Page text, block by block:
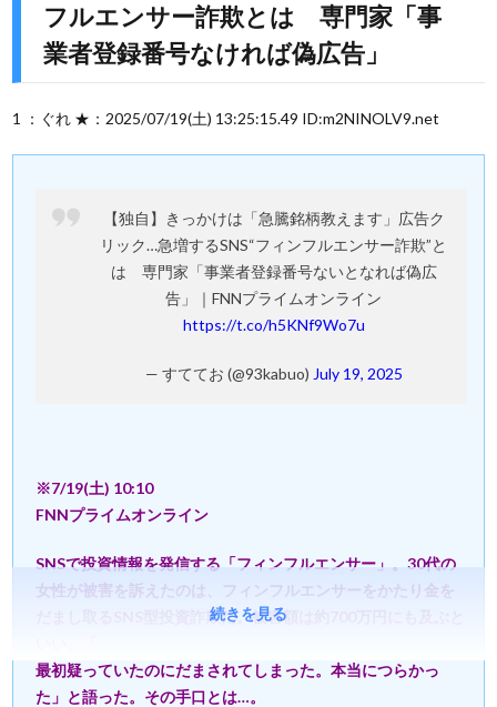
フルエンサー詐欺とは 専門家「事
業者登録番号なければ偽広告」
1 ：ぐれ ★：2025/07/19(土) 13:25:15.49 ID:m2NINOLV9.net
【独自】きっかけは「急騰銘柄教えます」広告ク
リック…急増するSNS“フィンフルエンサー詐欺”と
は 専門家「事業者登録番号ないとなれば偽広
告」｜FNNプライムオンライン
https://t.co/h5KNf9Wo7u
— すててお (@93kabuo) July 19, 2025
※7/19(土) 10:10
FNNプライムオンライン
SNSで投資情報を発信する「フィンフルエンサー」。30代の
女性が被害を訴えたのは、フィンフルエンサーをかたり金を
だまし取るSNS型投資詐欺だ。被害額は約700万円にも及ぶと
最初疑っていたのにだまされてしまった。本当につらかっ
た」と語った。その手口とは…。
続きを見る